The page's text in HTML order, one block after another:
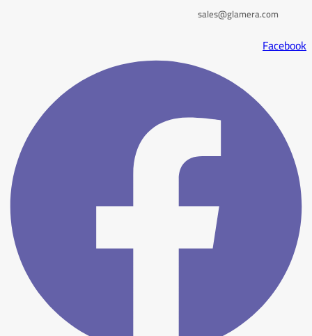
sales@glamera.com
Facebook